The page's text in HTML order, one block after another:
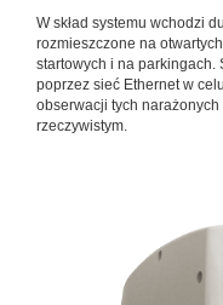
W skład systemu wchodzi
rozmieszczone na
startowych i na parkingach.
poprzez sieć Ethernet w
obserwacji tych
rzeczywistym.